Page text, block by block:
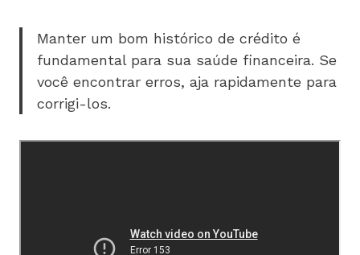
Manter um bom histórico de crédito é
fundamental para sua saúde financeira. Se
você encontrar erros, aja rapidamente para
corrigi-los.